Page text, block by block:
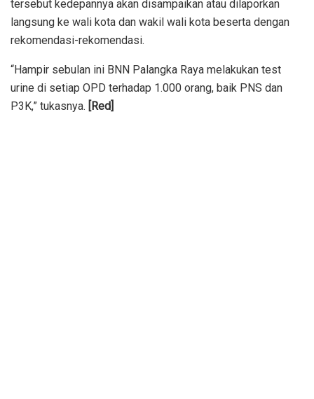
tersebut kedepannya akan disampaikan atau dilaporkan
langsung ke wali kota dan wakil wali kota beserta dengan
rekomendasi-rekomendasi.
“Hampir sebulan ini BNN Palangka Raya melakukan test
urine di setiap OPD terhadap 1.000 orang, baik PNS dan
P3K,” tukasnya. [Red]